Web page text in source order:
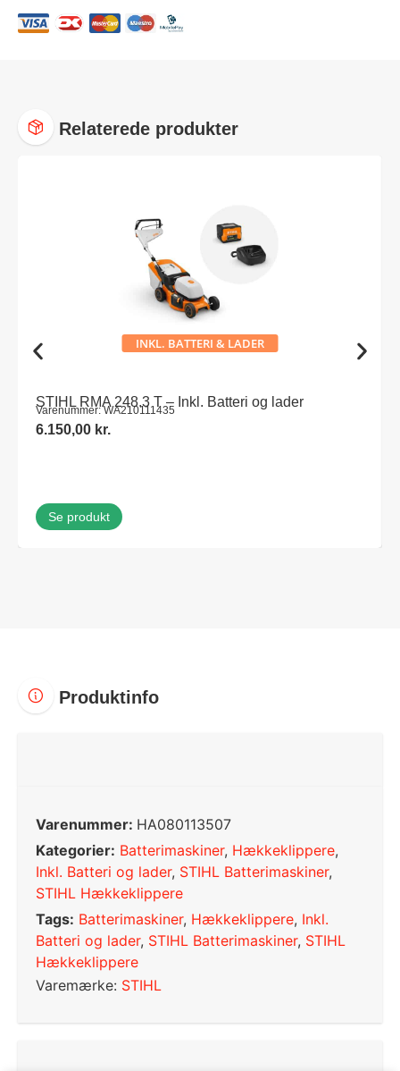
Relaterede produkter
INKL. BATTERI & LADER
STIHL RMA 248.3 T – Inkl. Batteri og lader
Varenummer: WA210111435
6.150,00 kr.
Se produkt
Produktinfo
Varenummer: HA080113507
Kategorier: Batterimaskiner, Hækkeklippere,
Inkl. Batteri og lader, STIHL Batterimaskiner,
STIHL Hækkeklippere
Tags: Batterimaskiner, Hækkeklippere, Inkl.
Batteri og lader, STIHL Batterimaskiner, STIHL
Hækkeklippere
Varemærke: STIHL